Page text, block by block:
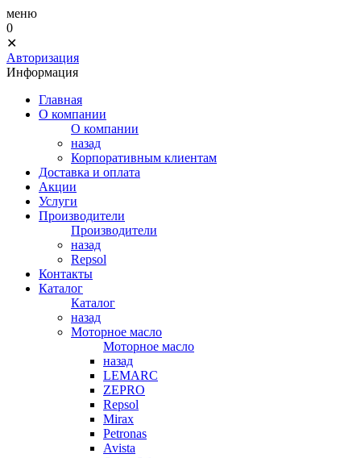
меню
0
✕
Авторизация
Информация
Главная
О компании
О компании
назад
Корпоративным клиентам
Доставка и оплата
Акции
Услуги
Производители
Производители
назад
Repsol
Контакты
Каталог
Каталог
назад
Моторное масло
Моторное масло
назад
LEMARC
ZEPRO
Repsol
Mirax
Petronas
Avista